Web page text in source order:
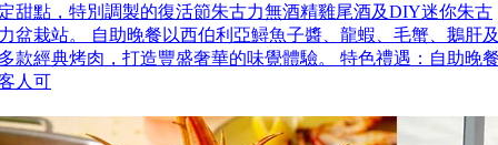
甜點，特別調製的復活節朱古力無酒精雞尾酒及DIY迷你朱古
盆栽站。 自助晚餐以西伯利亞鱘魚子醬、龍蝦、毛蟹、鵝肝
款經典烤肉，打造豐盛奢華的味覺體驗。 特色禮遇：自助晚
人可